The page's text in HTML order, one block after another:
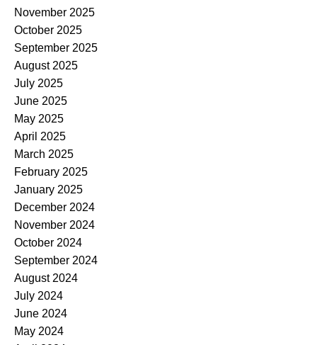
November 2025
October 2025
September 2025
August 2025
July 2025
June 2025
May 2025
April 2025
March 2025
February 2025
January 2025
December 2024
November 2024
October 2024
September 2024
August 2024
July 2024
June 2024
May 2024